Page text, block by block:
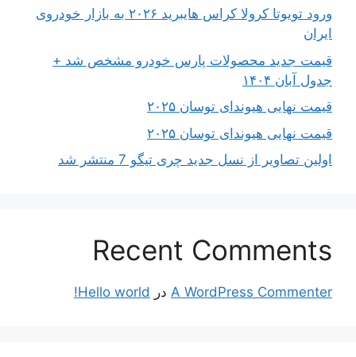
ورود تویوتا کرولا کراس هایبرید ۲۰۲۶ به بازار خودروی
ایران
قیمت جدید محصولات پارس خودرو مشخص شد +
جدول آبان ۱۴۰۴
قیمت نهایی هیوندای توسان ۲۰۲۵
قیمت نهایی هیوندای توسان ۲۰۲۵
اولین تصاویر از نسل جدید چری تیگو 7 منتشر شد
Recent Comments
A WordPress Commenter در Hello world!